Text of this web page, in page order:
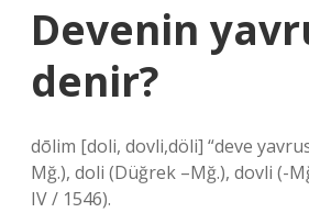
Devenin
denir?
dōlim [doli, dovli,döli] “deve
Mğ.), doli (Düğrek –Mğ.), dovli (-
IV / 1546).